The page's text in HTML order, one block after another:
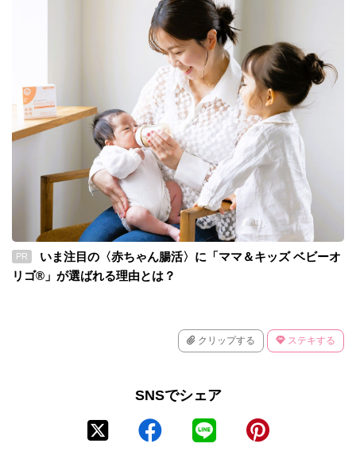
PR
いま注目の〈赤ちゃん腸活〉に「ママ＆キッズ ベビーオ
リゴ®」が選ばれる理由とは？
クリップする ステキする
SNSでシェア